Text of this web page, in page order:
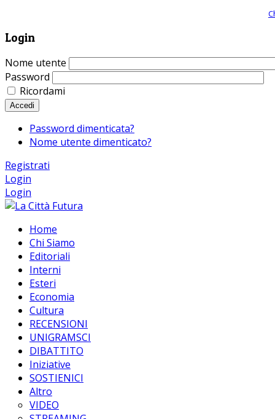
Login
Nome utente
Password
Ricordami
Accedi
Password dimenticata?
Nome utente dimenticato?
Registrati
Login
Login
Home
Chi Siamo
Editoriali
Interni
Esteri
Economia
Cultura
RECENSIONI
UNIGRAMSCI
DIBATTITO
Iniziative
SOSTIENICI
Altro
VIDEO